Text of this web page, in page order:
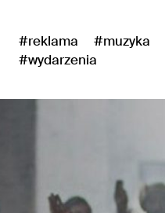
#reklama #muzyka
#wydarzenia